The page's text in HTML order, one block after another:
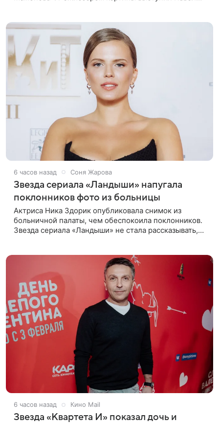
6 часов назад Соня Жарова
Звезда сериала «Ландыши» напугала
поклонников фото из больницы
Актриса Ника Здорик опубликовала снимок из
больничной палаты, чем обеспокоила поклонников.
Звезда сериала «Ландыши» не стала рассказывать,
6 часов назад Кино Mail
Звезда «Квартета И» показал дочь и